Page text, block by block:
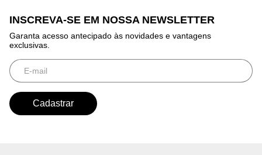
INSCREVA-SE EM NOSSA NEWSLETTER
Garanta acesso antecipado às novidades e vantagens
exclusivas.